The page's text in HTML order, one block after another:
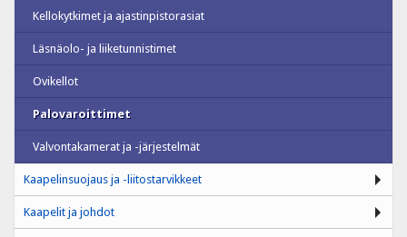
Kellokytkimet ja ajastinpistorasiat
Läsnäolo- ja liiketunnistimet
Ovikellot
Palovaroittimet
Valvontakamerat ja -järjestelmät
Kaapelinsuojaus ja -liitostarvikkeet
Kaapelit ja johdot